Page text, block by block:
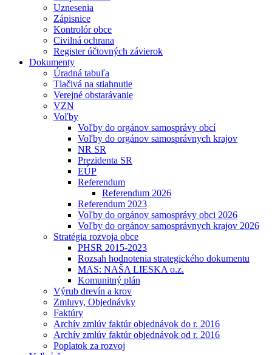
Uznesenia
Zápisnice
Kontrolór obce
Civilná ochrana
Register účtovných závierok
Dokumenty
Úradná tabuľa
Tlačivá na stiahnutie
Verejné obstarávanie
VZN
Voľby
Voľby do orgánov samosprávy obcí
Voľby do orgánov samosprávnych krajov
NR SR
Prezidenta SR
EÚP
Referendum
Referendum 2026
Referendum 2023
Voľby do orgánov samosprávy obci 2026
Voľby do orgánov samosprávnych krajov 2026
Stratégia rozvoja obce
PHSR 2015-2023
Rozsah hodnotenia strategického dokumentu
MAS: NAŠA LIESKA o.z.
Komunitný plán
Výrub drevín a krov
Zmluvy, Objednávky
Faktúry
Archív zmlúv faktúr objednávok do r. 2016
Archív zmlúv faktúr objednávok od r. 2016
Poplatok za rozvoj